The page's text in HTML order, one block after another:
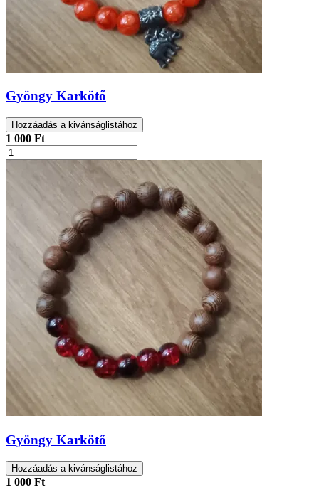
Gyöngy Karkötő
Hozzáadás a kivánságlistához
1 000 Ft
Gyöngy Karkötő
Hozzáadás a kivánságlistához
1 000 Ft